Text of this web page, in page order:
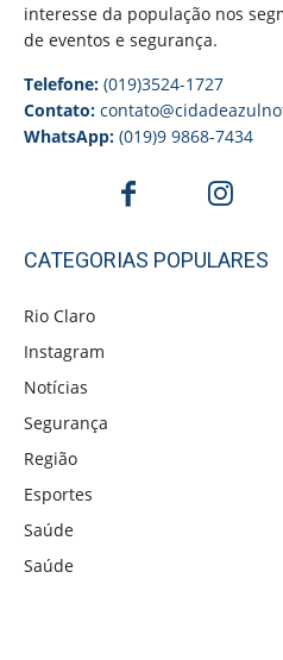
interesse da população nos
de eventos e segurança.
Telefone: (019)3524-1727
Contato:
WhatsApp: (019)9 9868-7434
CATEGORIAS POPULARES
Rio Claro
Instagram
Notícias
Segurança
Região
Esportes
Saúde
Saúde